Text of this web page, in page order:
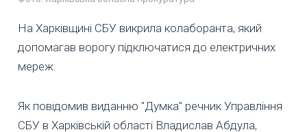
На Харківщині СБУ викрила колаборанта, який
допомагав ворогу підключатися до електричних
мереж.
Як повідомив виданню "Думка" речник Управління
СБУ в Харківській області Владислав Абдула,